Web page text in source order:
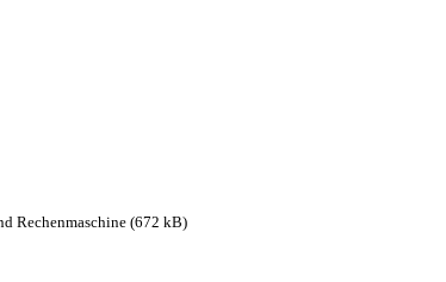
Rechenmaschine (672 kB)